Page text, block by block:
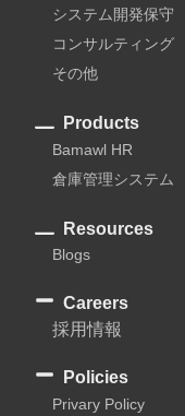
システム開発保守
コンサルティング
その他
Products
Bamawl HR
倉庫管理システム
Resources
Blogs
Careers
採用情報
Policies
Privary Policy